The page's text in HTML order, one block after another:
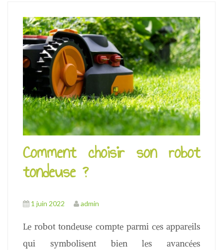
Comment choisir son robot
tondeuse ?
1 juin 2022 admin
Le robot tondeuse compte parmi ces appareils
qui symbolisent bien les avancées